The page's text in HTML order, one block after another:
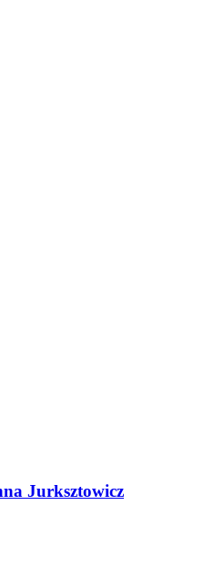
Jurksztowicz